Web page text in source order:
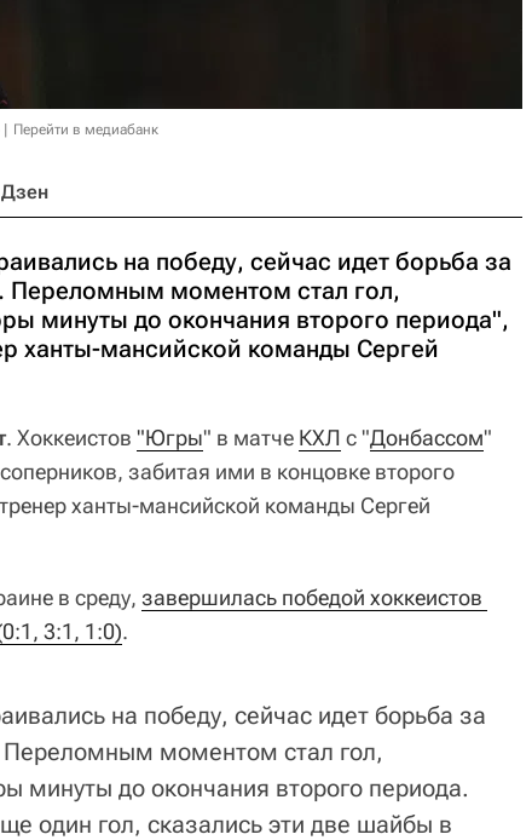
Перейти в медиабанк
Дзен
на победу, сейчас идет борьба за
Переломным моментом стал гол,
минуты до окончания второго периода",
ханты-мансийской команды Сергей
. Хоккеистов "Югры" в матче КХЛ с "Донбассом"
забитая ими в концовке второго
ханты-мансийской команды Сергей
в среду, завершилась победой хоккеистов
3:1, 1:0).
на победу, сейчас идет борьба за
моментом стал гол,
минуты до окончания второго периода.
один гол, сказались эти две шайбы в